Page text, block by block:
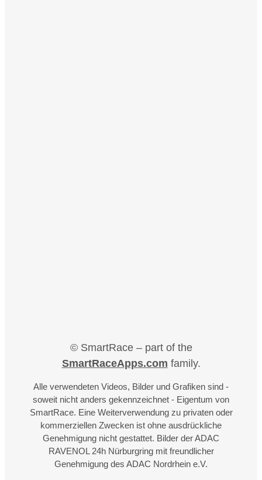
© SmartRace – part of the
SmartRaceApps.com family.
Alle verwendeten Videos, Bilder und Grafiken sind -
soweit nicht anders gekennzeichnet - Eigentum von
SmartRace. Eine Weiterverwendung zu privaten oder
kommerziellen Zwecken ist ohne ausdrückliche
Genehmigung nicht gestattet. Bilder der ADAC
RAVENOL 24h Nürburgring mit freundlicher
Genehmigung des ADAC Nordrhein e.V.